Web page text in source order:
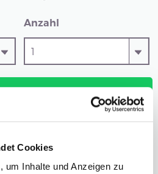
Cookies
um Inhalte und Anzeigen zu
Anzahl
7 Werktage